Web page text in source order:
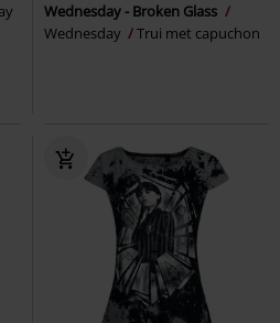
Wednesday - Broken Glass
Wednesday
Trui met capuchon